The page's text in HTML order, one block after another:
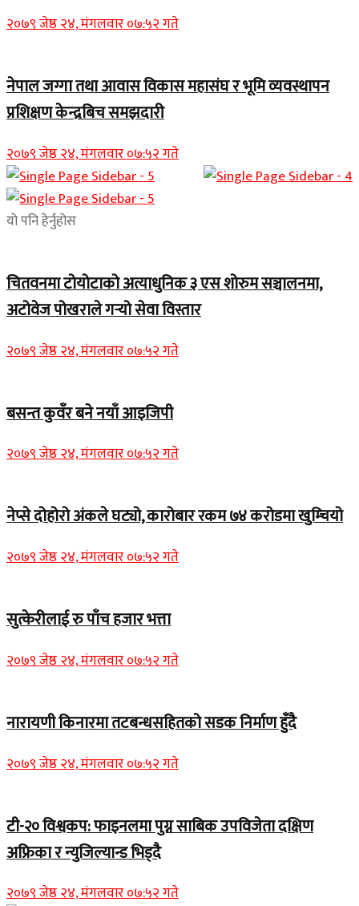
२०७९ जेष्ठ २४, मंगलवार ०७:५२ गते
नेपाल जग्गा तथा आवास विकास महासंघ र भूमि व्यवस्थापन
प्रशिक्षण केन्द्रबिच समझदारी
२०७९ जेष्ठ २४, मंगलवार ०७:५२ गते
यो पनि हेर्नुहोस
चितवनमा टोयोटाको अत्याधुनिक ३ एस शोरुम सञ्चालनमा,
अटोवेज पोखराले गर्‍यो सेवा विस्तार
२०७९ जेष्ठ २४, मंगलवार ०७:५२ गते
बसन्त कुवँर बने नयाँ आइजिपी
२०७९ जेष्ठ २४, मंगलवार ०७:५२ गते
नेप्से दोहोरो अंकले घट्यो, कारोबार रकम ७४ करोडमा खुम्चियो
२०७९ जेष्ठ २४, मंगलवार ०७:५२ गते
सुत्केरीलाई रु पाँच हजार भत्ता
२०७९ जेष्ठ २४, मंगलवार ०७:५२ गते
नारायणी किनारमा तटबन्धसहितको सडक निर्माण हुँदै
२०७९ जेष्ठ २४, मंगलवार ०७:५२ गते
टी-२० विश्वकप: फाइनलमा पुग्न साबिक उपविजेता दक्षिण
अफ्रिका र न्युजिल्यान्ड भिड्दै
२०७९ जेष्ठ २४, मंगलवार ०७:५२ गते